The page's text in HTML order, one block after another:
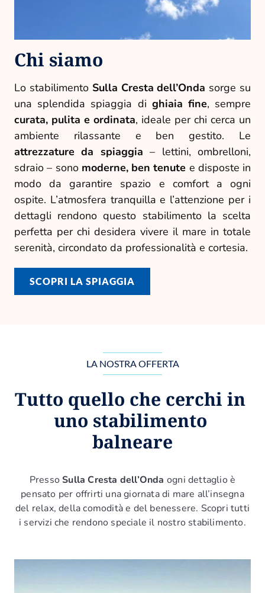
Chi siamo
Lo stabilimento Sulla Cresta dell’Onda sorge su
una splendida spiaggia di ghiaia fine, sempre
curata, pulita e ordinata, ideale per chi cerca un
ambiente rilassante e ben gestito. Le
attrezzature da spiaggia – lettini, ombrelloni,
sdraio – sono moderne, ben tenute e disposte in
modo da garantire spazio e comfort a ogni
ospite. L’atmosfera tranquilla e l’attenzione per i
dettagli rendono questo stabilimento la scelta
perfetta per chi desidera vivere il mare in totale
serenità, circondato da professionalità e cortesia.
SCOPRI LA SPIAGGIA
LA NOSTRA OFFERTA
Tutto quello che cerchi in
uno stabilimento
balneare
PressoSulla Cresta dell’Onda ogni dettaglio è
pensato per offrirti una giornata di mare all’insegna
del relax, della comodità e del benessere. Scopri tutti
i servizi che rendono speciale il nostro stabilimento.